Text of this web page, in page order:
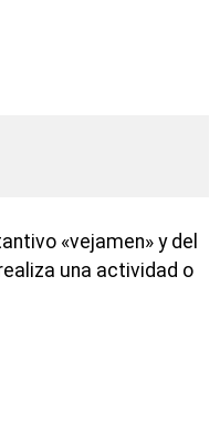
«vejamen» y del
una actividad o